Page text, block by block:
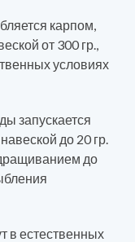
карпом,
от 300 гр.,
условиях
запускается
до 20 гр.
до
в естественных